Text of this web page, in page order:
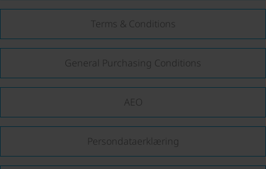
Terms & Conditions
General Purchasing Conditions
AEO
Persondataerklæring